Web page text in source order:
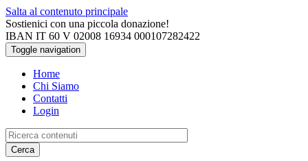
Salta al contenuto principale
Sostienici con una piccola donazione!
IBAN IT 60 V 02008 16934 000107282422
Toggle navigation
Home
Chi Siamo
Contatti
Login
Cerca